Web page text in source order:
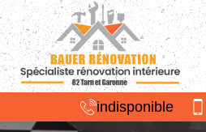
indisponible